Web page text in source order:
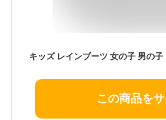
この商品を